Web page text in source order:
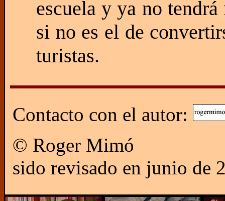
escuela y ya no
si no es el de
turistas.
Contacto con el autor:
© Roger Mimó
sido revisado en junio de